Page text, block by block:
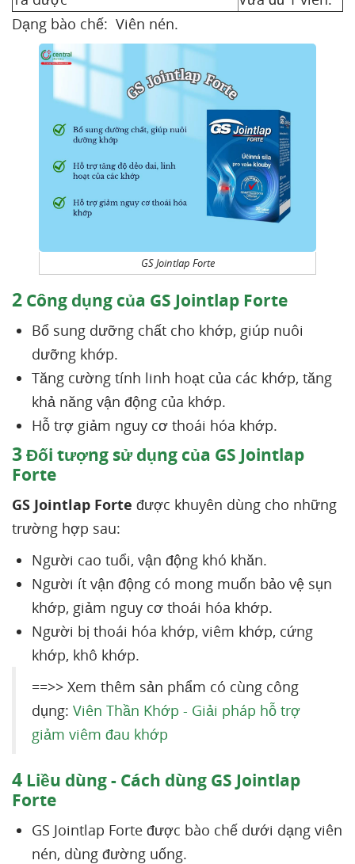
Dạng bào chế: Viên nén.
GS Jointlap Forte
2 Công dụng của GS Jointlap Forte
Bổ sung dưỡng chất cho khớp, giúp nuôi
dưỡng khớp.
Tăng cường tính linh hoạt của các khớp, tăng
khả năng vận động của khớp.
Hỗ trợ giảm nguy cơ thoái hóa khớp.
3Đối tượng sử dụng của GS Jointlap
Forte
GS Jointlap Forte được khuyên dùng cho những
trường hợp sau:
Người cao tuổi, vận động khó khăn.
Người ít vận động có mong muốn bảo vệ sụn
khớp, giảm nguy cơ thoái hóa khớp.
Người bị thoái hóa khớp, viêm khớp, cứng
khớp, khô khớp.
==>> Xem thêm sản phẩm có cùng công
dụng: Viên Thần Khớp - Giải pháp hỗ trợ
giảm viêm đau khớp
4 Liều dùng - Cách dùng GS Jointlap
Forte
GS Jointlap Forte được bào chế dưới dạng viên
nén, dùng đường uống.